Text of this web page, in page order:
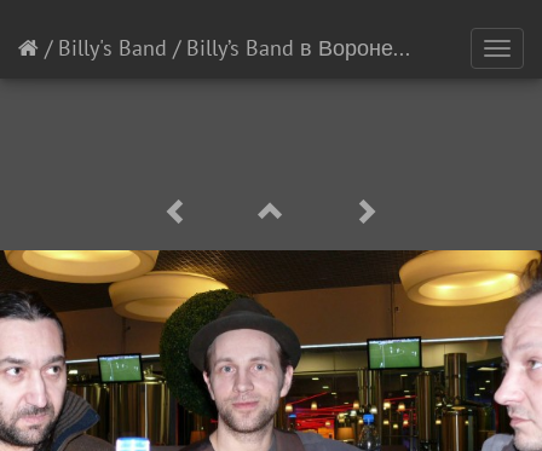
/ Billy's Band / Billy’s Band в Воронеже [18/23]